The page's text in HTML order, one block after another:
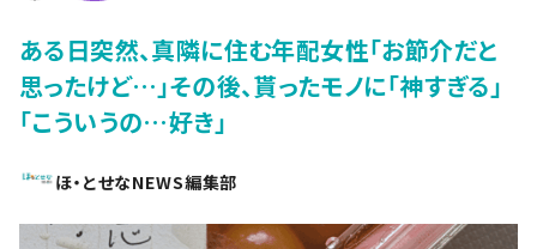
ある日突然、真隣に住む年配女性「お節介だと
思ったけど…」その後、貰ったモノに「神すぎる」
「こういうの…好き」
ほ・とせなNEWS編集部